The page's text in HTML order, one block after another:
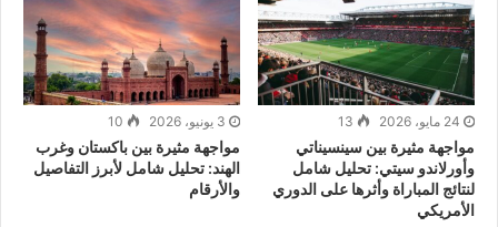
24 مايو، 2026 13
مواجهة مثيرة بين سينسيناتي
وأورلاندو سيتي: تحليل شامل
لنتائج المباراة وأثرها على الدوري
الأمريكي
3 يونيو، 2026 10
مواجهة مثيرة بين باكستان وغرب
الهند: تحليل شامل لأبرز التفاصيل
والأرقام